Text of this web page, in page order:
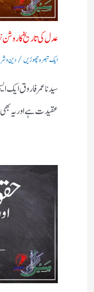
عدل کی تاریخ کا
ایک تبصرہ چھوڑیں/دین و
سیدنا عمر فاروق ایک
عقیدت ہے اور یہ